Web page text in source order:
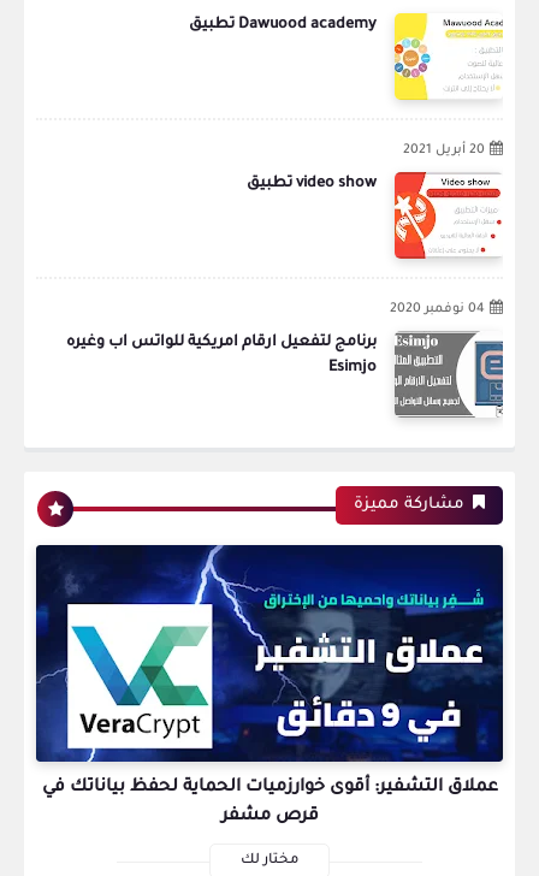
Dawuood academy تطبيق
20 أبريل 2021
video show تطبيق
04 نوفمبر 2020
برنامج لتفعيل ارقام امريكية للواتس اب وغيره
Esimjo
مشاركة مميزة
عملاق التشفير: أقوى خوارزميات الحماية لحفظ بياناتك في
قرص مشفر
مختار لك